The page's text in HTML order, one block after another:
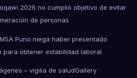
2026 no cumplió objetivo de evitar
de personas
Puno niega haber presentado
para obtener estabilidad laboral
– vigilia de saludGallery